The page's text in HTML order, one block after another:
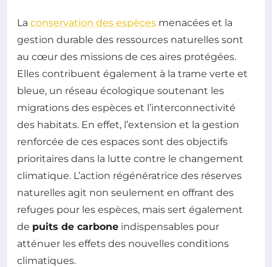
La conservation des espèces menacées et la
gestion durable des ressources naturelles sont
au cœur des missions de ces aires protégées.
Elles contribuent également à la trame verte et
bleue, un réseau écologique soutenant les
migrations des espèces et l’interconnectivité
des habitats. En effet, l’extension et la gestion
renforcée de ces espaces sont des objectifs
prioritaires dans la lutte contre le changement
climatique. L’action régénératrice des réserves
naturelles agit non seulement en offrant des
refuges pour les espèces, mais sert également
de puits de carbone indispensables pour
atténuer les effets des nouvelles conditions
climatiques.